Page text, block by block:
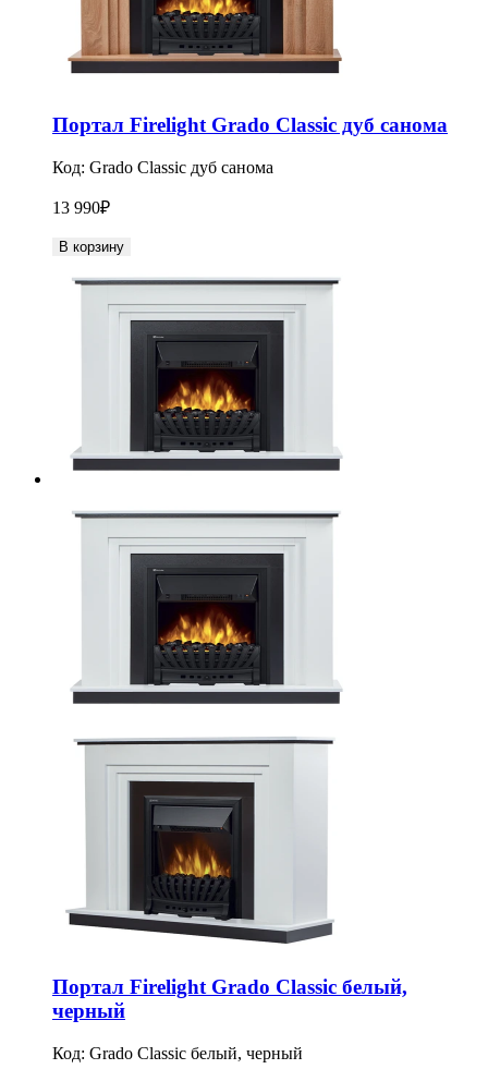
Портал Firelight Grado Classic дуб санома
Код: Grado Classic дуб санома
13 990₽
В корзину
Портал Firelight Grado Classic белый,
черный
Код: Grado Classic белый, черный